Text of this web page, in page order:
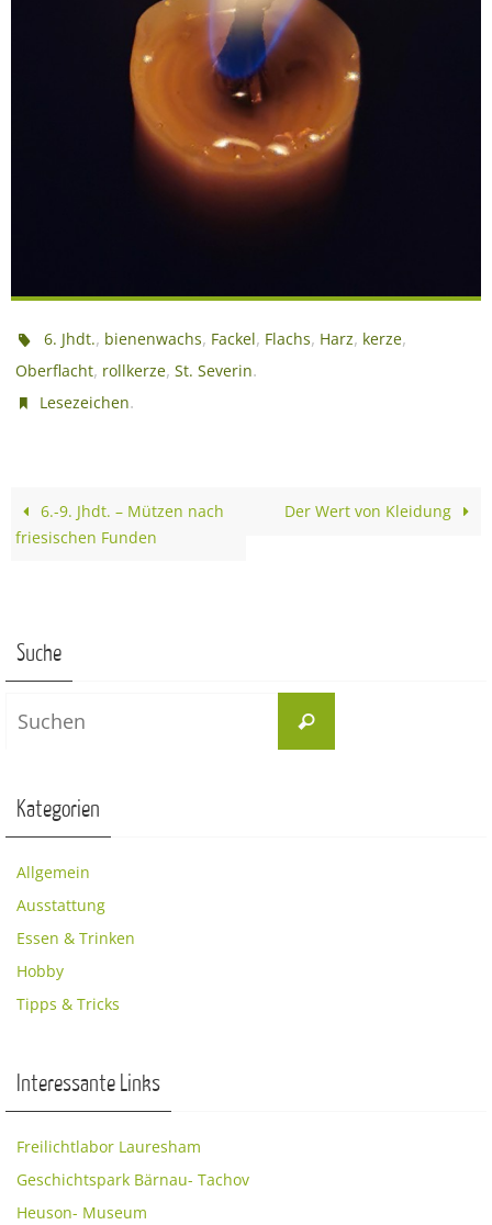
6. Jhdt., bienenwachs, Fackel, Flachs, Harz, kerze,
Oberflacht, rollkerze, St. Severin.
Lesezeichen.
6.-9. Jhdt. – Mützen nach
friesischen Funden
Der Wert von Kleidung
Suche
Suchen
Kategorien
Allgemein
Ausstattung
Essen & Trinken
Hobby
Tipps & Tricks
Interessante Links
Freilichtlabor Lauresham
Geschichtspark Bärnau- Tachov
Heuson- Museum